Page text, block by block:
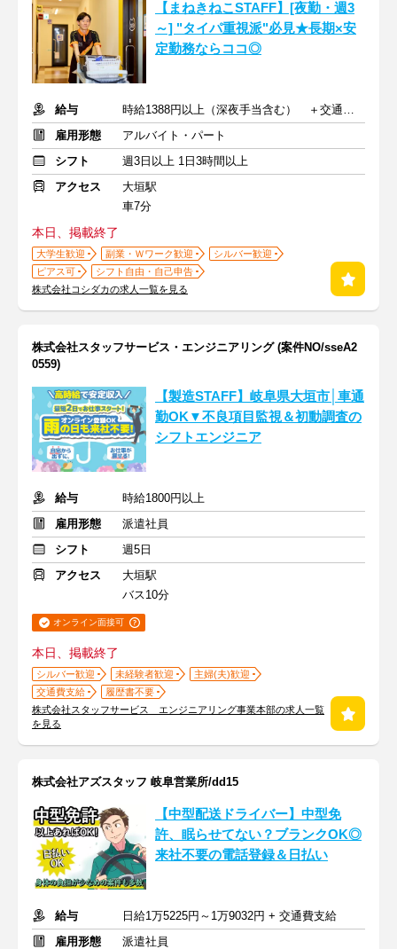
【まねきねこSTAFF】[夜勤・週3
～] "タイパ重視派"必見★長期×安
定勤務ならココ◎
給与
時給1388円以上（深夜手当含む） ＋交通費支給
雇用形態
アルバイト・パート
シフト
週3日以上 1日3時間以上
アクセス
大垣駅
車7分
本日、掲載終了
大学生歓迎 副業・Ｗワーク歓迎
シルバー歓迎
ピアス可
シフト自由・自己申告
株式会社コシダカの求人一覧を見る
株式会社スタッフサービス・エンジニアリング (案件NO/sseA2
0559)
【製造STAFF】岐阜県大垣市│車通
勤OK▼不良項目監視＆初動調査の
シフトエンジニア
給与
時給1800円以上
雇用形態
派遣社員
シフト
週5日
アクセス
大垣駅
バス10分
オンライン面接可
本日、掲載終了
シルバー歓迎 未経験者歓迎
主婦(夫)歓迎
交通費支給
履歴書不要
株式会社スタッフサービス エンジニアリング事業本部の求人一覧
を見る
株式会社アズスタッフ 岐阜営業所/dd15
【中型配送ドライバー】中型免
許、眠らせてない？ブランクOK◎
来社不要の電話登録＆日払い
給与
日給1万5225円～1万9032円 + 交通費支給
雇用形態
派遣社員